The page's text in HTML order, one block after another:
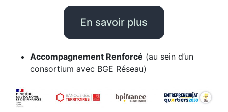
En savoir plus
Accompagnement Renforcé (au sein d’un
consortium avec BGE Réseau)